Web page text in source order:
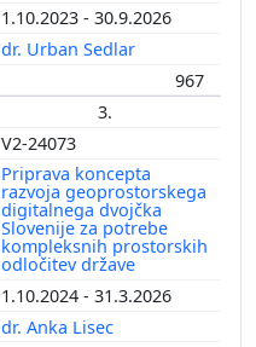
1.10.2023 - 30.9.2026
dr. Urban Sedlar
967
3.
V2-24073
Priprava koncepta
razvoja geoprostorskega
digitalnega dvojčka
Slovenije za potrebe
kompleksnih prostorskih
odločitev države
1.10.2024 - 31.3.2026
dr. Anka Lisec